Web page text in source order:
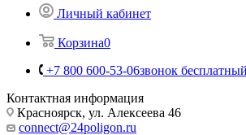
Личный кабинет
Корзина0
+7 800 600-53-06звонок
Контактная информация
Красноярск, ул. Алексеева 46
connect@24poligon.ru